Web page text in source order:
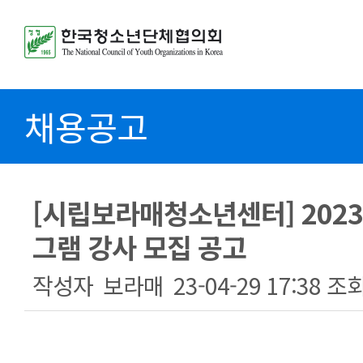
채용공고
[시립보라매청소년센터]
그램 강사 모집 공고
작성자 보라매 23-04-29 17:38 조